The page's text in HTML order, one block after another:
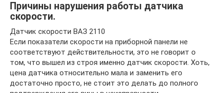
Причины нарушения работы датчика
скорости.
Датчик скорости ВАЗ 2110
Если показатели скорости на приборной панели не
соответствуют действительности, это не говорит о
том, что вышел из строя именно датчик скорости. Хоть,
цена датчика относительно мала и заменить его
достаточно просто, не стоит это делать до полного